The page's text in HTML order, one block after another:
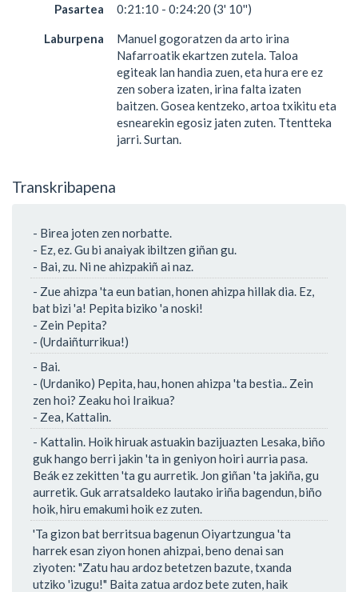
Pasartea 0:21:10 - 0:24:20 (3' 10'')
Laburpena
Manuel gogoratzen da arto irina
Nafarroatik ekartzen zutela. Taloa
egiteak lan handia zuen, eta hura ere ez
zen sobera izaten, irina falta izaten
baitzen. Gosea kentzeko, artoa txikitu eta
esnearekin egosiz jaten zuten. Ttentteka
jarri. Surtan.
Transkribapena
- Birea joten zen norbatte.
- Ez, ez. Gu bi anaiyak ibiltzen giñan gu.
- Bai, zu. Ni ne ahizpakiñ ai naz.
- Zue ahizpa 'ta eun batian, honen ahizpa hillak dia. Ez,
bat bizi 'a! Pepita biziko 'a noski!
- Zein Pepita?
- (Urdaiñturrikua!)
- Bai.
- (Urdaniko) Pepita, hau, honen ahizpa 'ta bestia.. Zein
zen hoi? Zeaku hoi Iraikua?
- Zea, Kattalin.
- Kattalin. Hoik hiruak astuakin bazijuazten Lesaka, biño
guk hango berri jakin 'ta in geniyon hoiri aurria pasa.
Beák ez zekitten 'ta gu aurretik. Jon giñan 'ta jakiña, gu
aurretik. Guk arratsaldeko lautako iriña bagendun, biño
hoik, hiru emakumi hoik ez zuten.
'Ta gizon bat berritsua bagenun Oiyartzungua 'ta
harrek esan ziyon honen ahizpai, beno denai san
ziyoten: "Zatu hau ardoz betetzen bazute, txanda
utziko 'izugu!" Baita zatua ardoz bete zuten, haik